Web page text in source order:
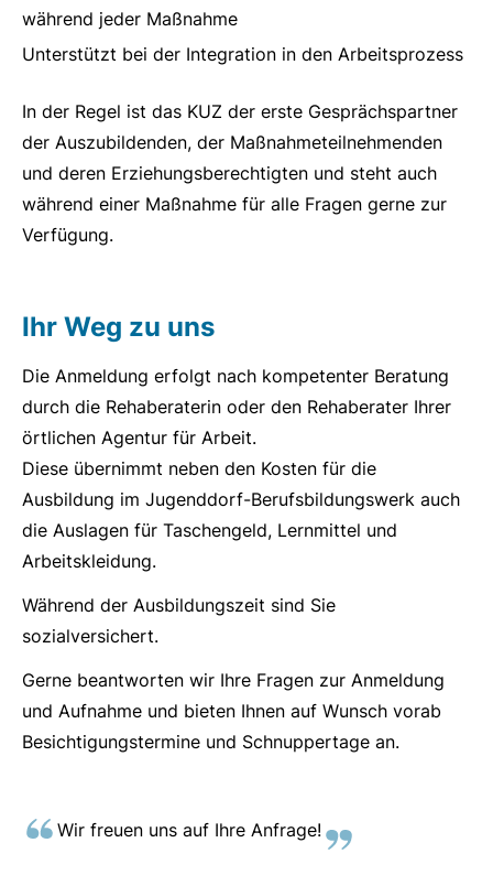
während jeder Maßnahme
Unterstützt bei der Integration in den Arbeitsprozess
In der Regel ist das KUZ der erste Gesprächspartner
der Auszubildenden, der Maßnahmeteilnehmenden
und deren Erziehungsberechtigten und steht auch
während einer Maßnahme für alle Fragen gerne zur
Verfügung.
Ihr Weg zu uns
Die Anmeldung erfolgt nach kompetenter Beratung
durch die Rehaberaterin oder den Rehaberater Ihrer
örtlichen Agentur für Arbeit.
Diese übernimmt neben den Kosten für die
Ausbildung im Jugenddorf-Berufsbildungswerk auch
die Auslagen für Taschengeld, Lernmittel und
Arbeitskleidung.
Während der Ausbildungszeit sind Sie
sozialversichert.
Gerne beantworten wir Ihre Fragen zur Anmeldung
und Aufnahme und bieten Ihnen auf Wunsch vorab
Besichtigungstermine und Schnuppertage an.
Wir freuen uns auf Ihre Anfrage!